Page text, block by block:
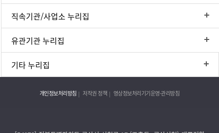
직속기관/사업소 누리집
유관기관 누리집
기타 누리집
개인정보처리방침 저작권 정책 영상정보처리기기운영·관리방침